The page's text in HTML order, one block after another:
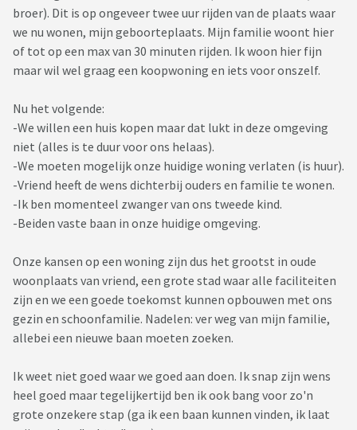
broer). Dit is op ongeveer twee uur rijden van de plaats waar
we nu wonen, mijn geboorteplaats. Mijn familie woont hier
of tot op een max van 30 minuten rijden. Ik woon hier fijn
maar wil wel graag een koopwoning en iets voor onszelf.
Nu het volgende:
-We willen een huis kopen maar dat lukt in deze omgeving
niet (alles is te duur voor ons helaas).
-We moeten mogelijk onze huidige woning verlaten (is huur).
-Vriend heeft de wens dichterbij ouders en familie te wonen.
-Ik ben momenteel zwanger van ons tweede kind.
-Beiden vaste baan in onze huidige omgeving.
Onze kansen op een woning zijn dus het grootst in oude
woonplaats van vriend, een grote stad waar alle faciliteiten
zijn en we een goede toekomst kunnen opbouwen met ons
gezin en schoonfamilie. Nadelen: ver weg van mijn familie,
allebei een nieuwe baan moeten zoeken.
Ik weet niet goed waar we goed aan doen. Ik snap zijn wens
heel goed maar tegelijkertijd ben ik ook bang voor zo'n
grote onzekere stap (ga ik een baan kunnen vinden, ik laat